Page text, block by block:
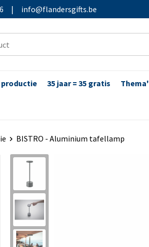
| info@flandersgifts.be
35 jaar = 35 gratis
BISTRO - Aluminium tafellamp